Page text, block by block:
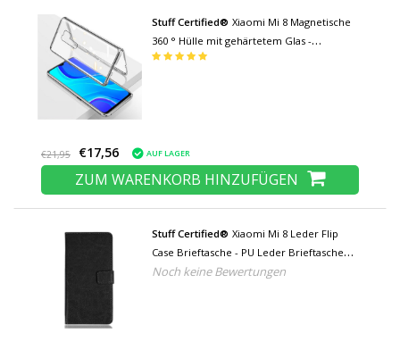
Stuff Certified® Xiaomi Mi 8 Magnetische
360 ° Hülle mit gehärtetem Glas -
Ganzkörperhülle + Displayschutz Silber
€21,95 €17,56 AUF LAGER
ZUM WARENKORB HINZUFÜGEN
Stuff Certified® Xiaomi Mi 8 Leder Flip
Case Brieftasche - PU Leder Brieftasche
Cover Cas Case Schwarz
Noch keine Bewertungen